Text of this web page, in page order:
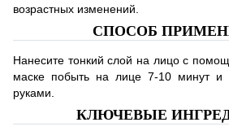
возрастных изменений.
СПОСОБ
Нанесите тонкий слой на лицо с
маске побыть на лице 7-10 минут и
руками.
КЛЮЧЕВЫЕ